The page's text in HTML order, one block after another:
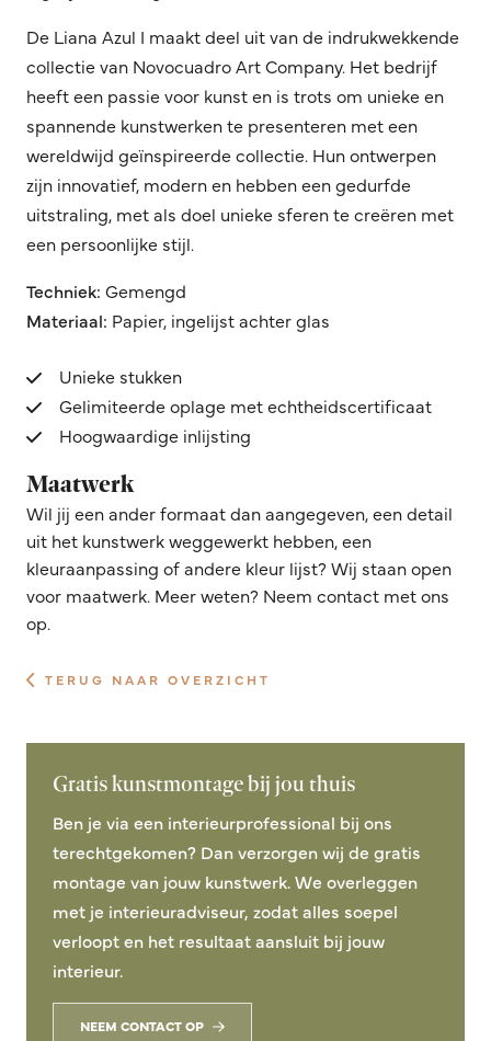
De Liana Azul I maakt deel uit van de indrukwekkende
collectie van Novocuadro Art Company. Het bedrijf
heeft een passie voor kunst en is trots om unieke en
spannende kunstwerken te presenteren met een
wereldwijd geïnspireerde collectie. Hun ontwerpen
zijn innovatief, modern en hebben een gedurfde
uitstraling, met als doel unieke sferen te creëren met
een persoonlijke stijl.
Techniek: Gemengd
Materiaal: Papier, ingelijst achter glas
Unieke stukken
Gelimiteerde oplage met echtheidscertificaat
Hoogwaardige inlijsting
Maatwerk
Wil jij een ander formaat dan aangegeven, een detail
uit het kunstwerk weggewerkt hebben, een
kleuraanpassing of andere kleur lijst? Wij staan open
voor maatwerk. Meer weten? Neem contact met ons
op.
TERUG NAAR OVERZICHT
Gratis kunstmontage bij jou thuis
Ben je via een interieurprofessional bij ons
terechtgekomen? Dan verzorgen wij de gratis
montage van jouw kunstwerk. We overleggen
met je interieuradviseur, zodat alles soepel
verloopt en het resultaat aansluit bij jouw
interieur.
NEEM CONTACT OP